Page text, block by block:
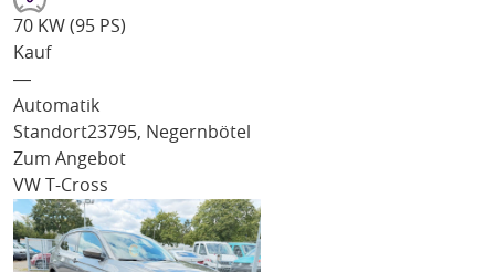
70 KW (95 PS)
Kauf
―
Automatik
Standort23795, Negernbötel
Zum Angebot
VW T-Cross